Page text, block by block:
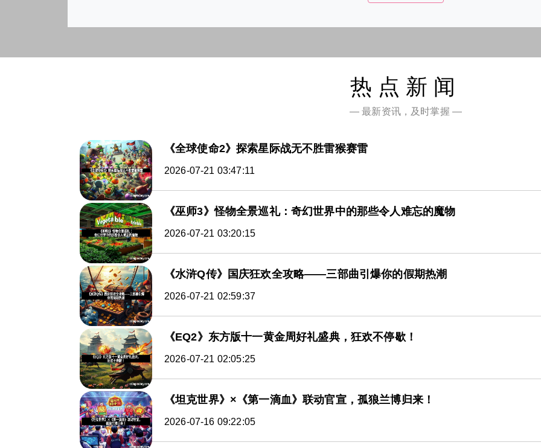
热点新闻
— 最新资讯，及时掌握 —
《全球使命2》探索星际战无不胜雷猴赛雷
2026-07-21 03:47:11
《巫师3》怪物全景巡礼：奇幻世界中的那些令人难忘的魔物
2026-07-21 03:20:15
《水浒Q传》国庆狂欢全攻略——三部曲引爆你的假期热潮
2026-07-21 02:59:37
《EQ2》东方版十一黄金周好礼盛典，狂欢不停歇！
2026-07-21 02:05:25
《坦克世界》×《第一滴血》联动官宣，孤狼兰博归来！
2026-07-16 09:22:05